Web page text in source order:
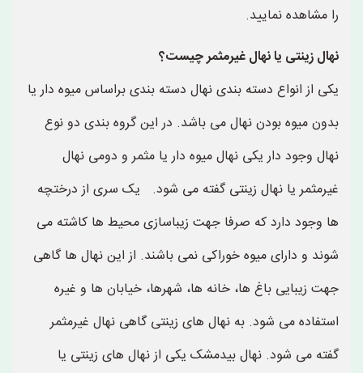
را مشاهده نمایید.
نهال زینتی یا نهال غیرمثمر چیست؟
یکی از انواع دسته بندی نهال دسته بندی براساس میوه دار یا
بدون میوه بودن نهال می باشد. در این گروه بندی دو نوع
نهال وجود دار یکی نهال میوه دار یا مثمر و دومی نهال
غیرمثمر یا نهال زینتی گفته می شود. یک سری از درختچه
ها وجود دارد که صرفا جهت زیباسازی محیط ها کاشته می
شوند و دارای میوه خوراکی نمی باشند. از این نهال ها گاهی
جهت زیبایی باغ ها، خانه ها، شهرها، خیابان ها و غیره
استفاده می شود. به نهال های زینتی گاهی نهال غیرمثمر
گفته می شود. نهال بیدمشک یکی از نهال های زینتی یا